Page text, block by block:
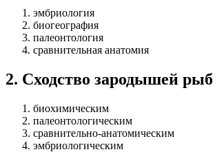
эмбриология
биогеография
палеонтология
сравнительная анатомия
2. Сходство зародышей
биохимическим
палеонтологическим
сравнительно-анатомическим
эмбриологическим